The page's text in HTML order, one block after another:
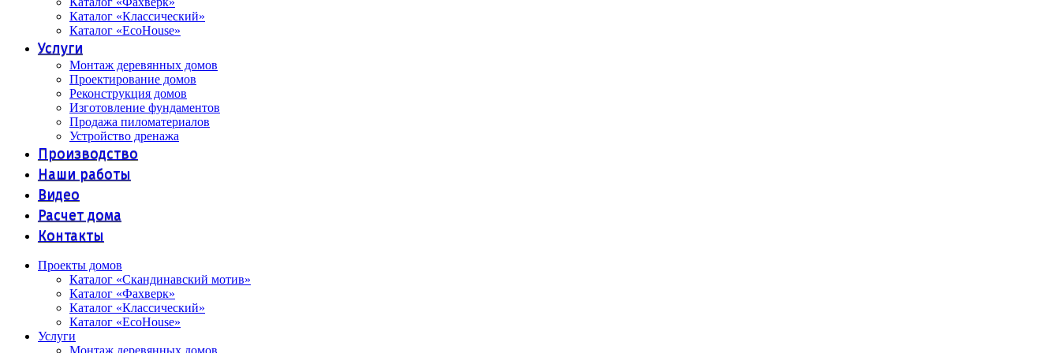
Каталог «Классический»
Каталог «EcoHouse»
Услуги
Монтаж деревянных домов
Проектирование домов
Реконструкция домов
Изготовление фундаментов
Продажа пиломатериалов
Устройство дренажа
Производство
Наши работы
Видео
Расчет дома
Контакты
Проекты домов
Каталог «Скандинавский мотив»
Каталог «Фахверк»
Каталог «Классический»
Каталог «EcoHouse»
Услуги
Монтаж деревянных домов